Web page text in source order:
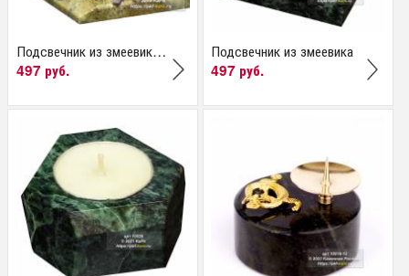
Подсвечник из змеевика...
497 руб.
Подсвечник из змеевика
497 руб.